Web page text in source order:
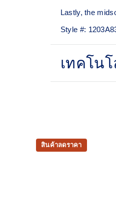
Lastly, the
Style #:
เทคโน
สินค้าลดราคา